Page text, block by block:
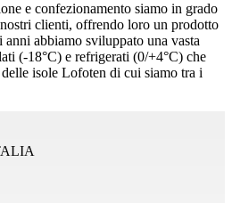
e confezionamento siamo in grado
clienti, offrendo loro un prodotto
abbiamo sviluppato una vasta
(-18°C) e refrigerati (0/+4°C) che
isole Lofoten di cui siamo tra i